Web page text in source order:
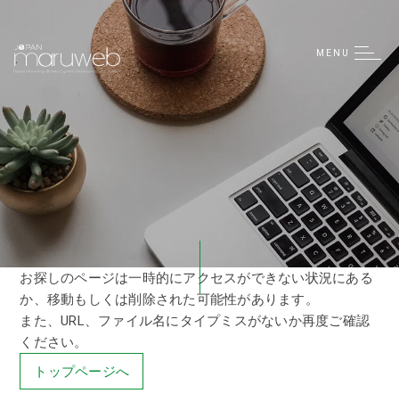
MENU
Contact
Company
Recruitment
Privacy Policy
Terms of use
Policy Against Customer Harassment
Language:
English
日本語
简体中文
Tiếng Việt
お探しのページは一時的にアクセスができない状況にある
か、移動もしくは削除された可能性があります。
また、URL、ファイル名にタイプミスがないか再度ご確認
ください。
トップページへ